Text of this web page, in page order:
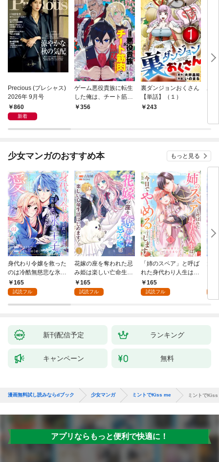
Precious (プレシャス)
2026年 9月号
860
新着
ゲーム悪役貴族に転生
した俺は、チート筋肉
で無双する【単話】
356
裏ダンジョンおくさん
【単話】（１）
243
あ
少女マンガのおすすめ本 もっと見る
身代わり令嬢を救った
のは冷酷無慈悲な氷の
王子の愛でした１
165
試読フル
花嫁の座を奪われた忌
み姫は楽しい亡命生活
はじめます！１
165
試読フル
「姉のスペア」と呼ば
れた身代わり人生は、
今日でやめることにし
ます～辺境で自由を満
165
試読フル
新刊配信予定 ランキング
キャンペーン 無料
漫画無料試し読みならdブック 少女マンガ ミントでKiss me ミントで
アプリならもっと便利で快適に！